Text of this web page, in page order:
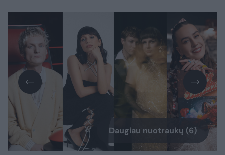
Daugiau nuotraukų (6)